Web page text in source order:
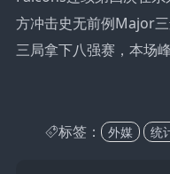
方冲击史无前例Major三
三局拿下八强赛，本场
标签： 外媒 统